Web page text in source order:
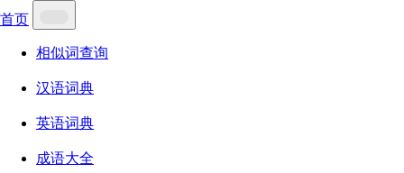
首页
相似词查询
汉语词典
英语词典
成语大全